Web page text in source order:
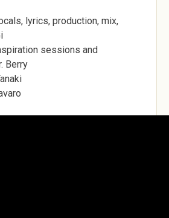
lyrics, production, mix,
sessions and
Berry